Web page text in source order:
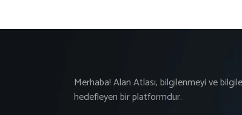
Merhaba! Alan Atlası, bilgilenmeyi ve
hedefleyen bir platformdur.